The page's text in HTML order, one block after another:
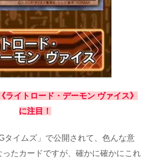
ライトロード・デーモン ヴァイス》
に注目！
タイムズ」で公開されて、色んな意
たカードですが、確かに確かにこれ